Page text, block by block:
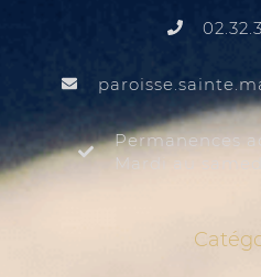
Permanences
Mardi au